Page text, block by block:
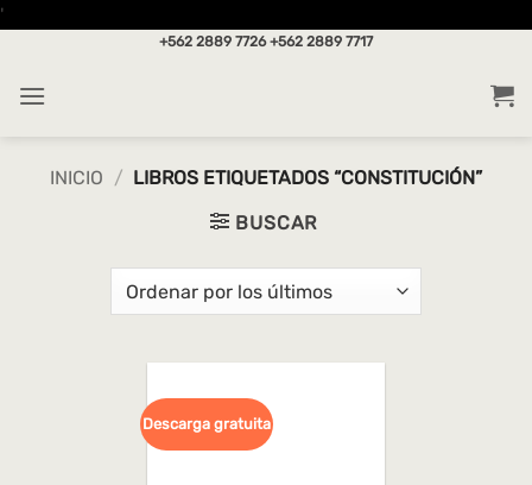
'Saltar
+562 2889 7726 +562 2889 7717
INICIO / LIBROS ETIQUETADOS “CONSTITUCIÓN”
BUSCAR
Descarga gratuita